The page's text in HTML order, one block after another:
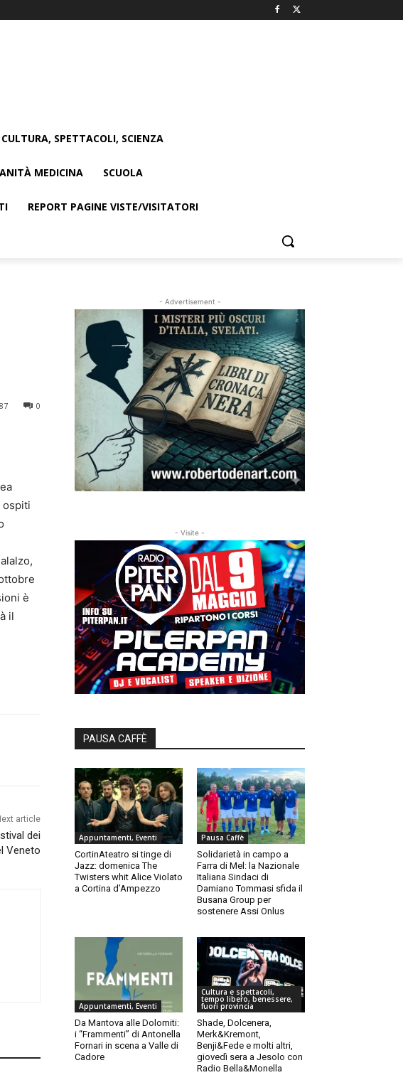
SPETTACOLI, SCIENZA
MEDICINA SCUOLA
REPORT PAGINE VISTE/VISITATORI
0
ospiti
è
il
article
dei
Veneto
- Advertisement -
- Visite -
PAUSA CAFFÈ
Appuntamenti, Eventi
CortinAteatro si tinge di
Jazz: domenica The
Twisters whit Alice Violato
a Cortina d’Ampezzo
Pausa Caffè
Solidarietà in campo a
Farra di Mel: la Nazionale
Italiana Sindaci di
Damiano Tommasi sfida il
Busana Group per
sostenere Assi Onlus
Appuntamenti, Eventi
Da Mantova alle Dolomiti:
i “Frammenti” di Antonella
Fornari in scena a Valle di
Cadore
Cultura e spettacoli,
tempo libero, benessere,
fuori provincia
Shade, Dolcenera,
Merk&Kremont,
Benji&Fede e molti altri,
giovedì sera a Jesolo con
Radio Bella&Monella